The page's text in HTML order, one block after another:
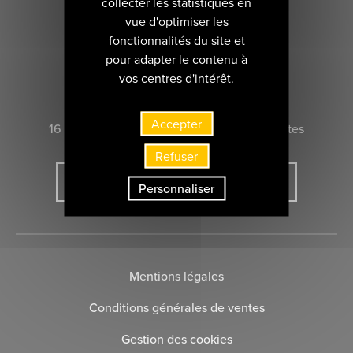
CONTACTEZ-NOUS
16 rue Marie-Anne du Boccage 44000 Nantes
INSCRIVEZ-VOUS À LA NEWSLETTER
Mentions légales
Conditions générales de ventes
Gestion des cookies
vue d'optimiser les
fonctionnalités du site et
pour adapter le contenu à
vos centres d'intérêt.
Accepter
Refuser
Personnaliser